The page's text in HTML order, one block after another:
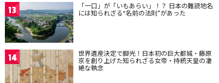
13 「一口」が「いもあらい」！？ 日本の難読地名
には知られざる“名前の法則”があった
14 世界遺産決定で脚光！日本初の巨大都城・藤原
京を創り上げた知られざる女帝・持統天皇の凄
絶な執念